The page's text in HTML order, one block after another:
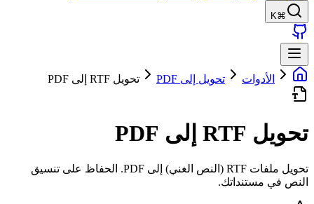
⌘K
الأدوات تحويل إلى PDF تحويل RTF إلى PDF
تحويل RTF إلى PDF
تحويل ملفات RTF (النص الغني) إلى PDF. الحفاظ على تنسيق
النص في مستنداتك.